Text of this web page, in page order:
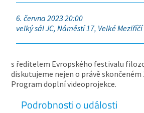
6. června 2023 20:00
velký sál JC, Náměstí 17, Velké Meziříčí
s ředitelem Evropského festivalu
diskutujeme nejen o právě skončeném
Program doplní videoprojekce.
Podrobnosti o události